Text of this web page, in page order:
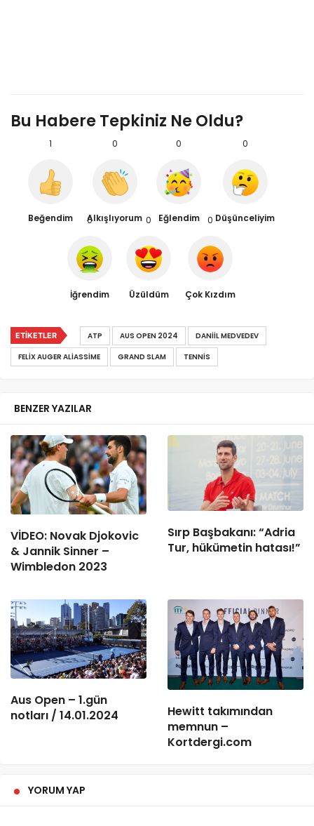
Bu Habere Tepkiniz Ne Oldu?
1
Beğendim
0
Alkışlıyorum
0
Eğlendim
0
Düşünceliyim
0
İğrendim
0
Üzüldüm
0
Çok Kızdım
ETIKETLER ATP AUS OPEN 2024
DANIIL MEDVEDEV
FELIX AUGER ALIASSIME
GRAND SLAM TENNIS
BENZER YAZILAR
VİDEO: Novak Djokovic
& Jannik Sinner –
Wimbledon 2023
Sırp Başbakanı: “Adria
Tur, hükümetin hatası!”
Aus Open – 1.gün
notları / 14.01.2024
Hewitt takımından
memnun –
Kortdergi.com
YORUM YAP